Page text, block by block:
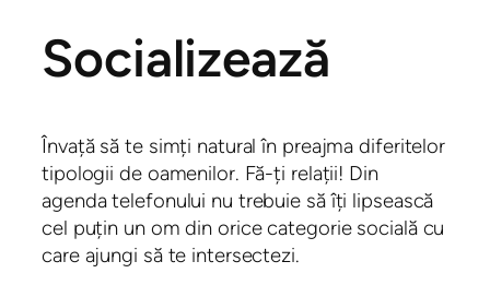
Socializează
Învață să te simți natural în preajma diferitelor
tipologii de oamenilor. Fă-ți relații! Din
agenda telefonului nu trebuie să îți lipsească
cel puțin un om din orice categorie socială cu
care ajungi să te intersectezi.